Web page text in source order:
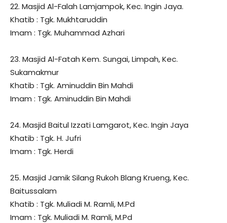
22. Masjid Al-Falah Lamjampok, Kec. Ingin Jaya.
Khatib : Tgk. Mukhtaruddin
Imam : Tgk. Muhammad Azhari
23. Masjid Al-Fatah Kem. Sungai, Limpah, Kec.
Sukamakmur
Khatib : Tgk. Aminuddin Bin Mahdi
Imam : Tgk. Aminuddin Bin Mahdi
24. Masjid Baitul Izzati Lamgarot, Kec. Ingin Jaya
Khatib : Tgk. H. Jufri
Imam : Tgk. Herdi
25. Masjid Jamik Silang Rukoh Blang Krueng, Kec.
Baitussalam
Khatib : Tgk. Muliadi M. Ramli, M.Pd
Imam : Tgk. Muliadi M. Ramli, M.Pd